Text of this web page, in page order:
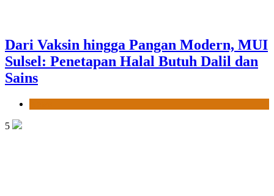
Dari Vaksin hingga Pangan Modern, MUI
Sulsel: Penetapan Halal Butuh Dalil dan
Sains
5